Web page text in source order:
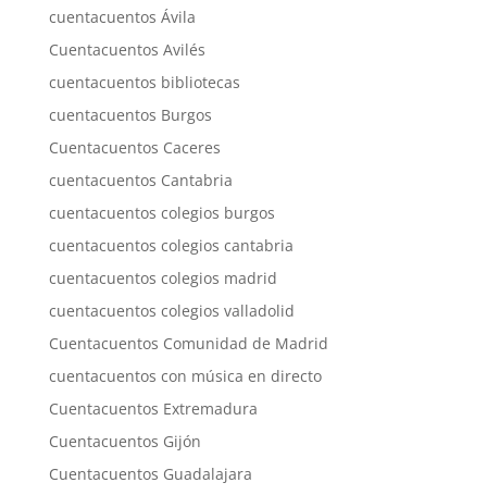
cuentacuentos Ávila
Cuentacuentos Avilés
cuentacuentos bibliotecas
cuentacuentos Burgos
Cuentacuentos Caceres
cuentacuentos Cantabria
cuentacuentos colegios burgos
cuentacuentos colegios cantabria
cuentacuentos colegios madrid
cuentacuentos colegios valladolid
Cuentacuentos Comunidad de Madrid
cuentacuentos con música en directo
Cuentacuentos Extremadura
Cuentacuentos Gijón
Cuentacuentos Guadalajara